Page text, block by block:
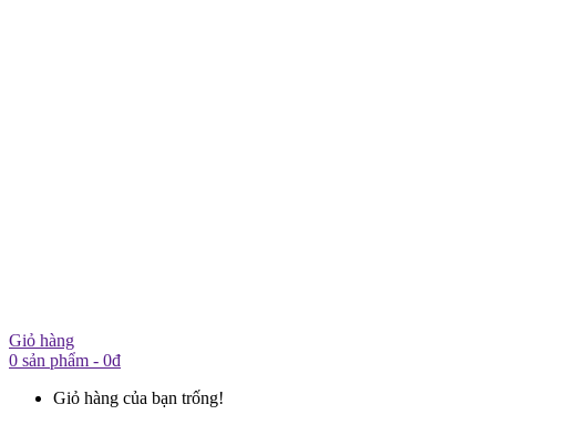
Giỏ hàng
0 sản phẩm - 0đ
Giỏ hàng của bạn trống!